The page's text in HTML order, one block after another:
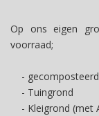
Op ons eigen
voorraad;
-
- Tuingrond
- Kleigrond (met